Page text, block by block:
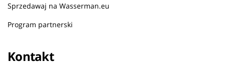
Sprzedawaj na Wasserman.eu
Program partnerski
Kontakt